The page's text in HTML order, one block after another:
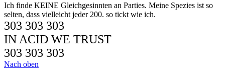
Ich finde KEINE Gleichgesinnten an Parties. Meine Spezies ist so
selten, dass vielleicht jeder 200. so tickt wie ich.
303 303 303
IN ACID WE TRUST
303 303 303
Nach oben